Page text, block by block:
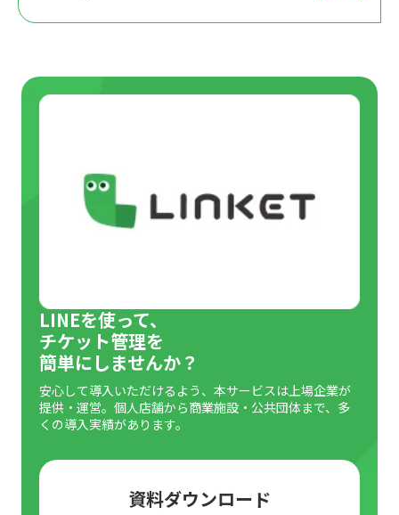
チケットの転売防止
法的コンプライアンス
当日の流れ
イベントの本人確認に有効な身分証明書とは
運転免許証
LINEを使って、
チケット管理を
簡単にしませんか？
安心して導入いただけるよう、本サービスは上場企業が
提供・運営。個人店舗から商業施設・公共団体まで、多
くの導入実績があります。
資料ダウンロード